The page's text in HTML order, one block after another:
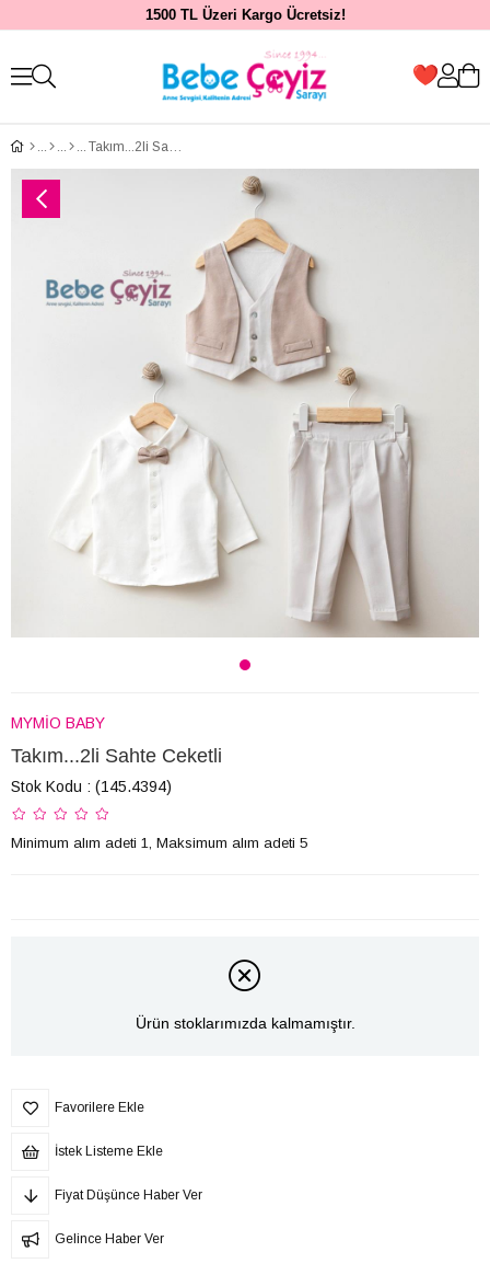
1500 TL Üzeri Kargo Ücretsiz!
Takım...2li Sahte Ceketli
MYMİO BABY
Takım...2li Sahte Ceketli
Stok Kodu (145.4394)
Minimum alım adeti 1, Maksimum alım adeti 5
Ürün stoklarımızda kalmamıştır.
Favorilere Ekle
İstek Listeme Ekle
Fiyat Düşünce Haber Ver
Gelince Haber Ver